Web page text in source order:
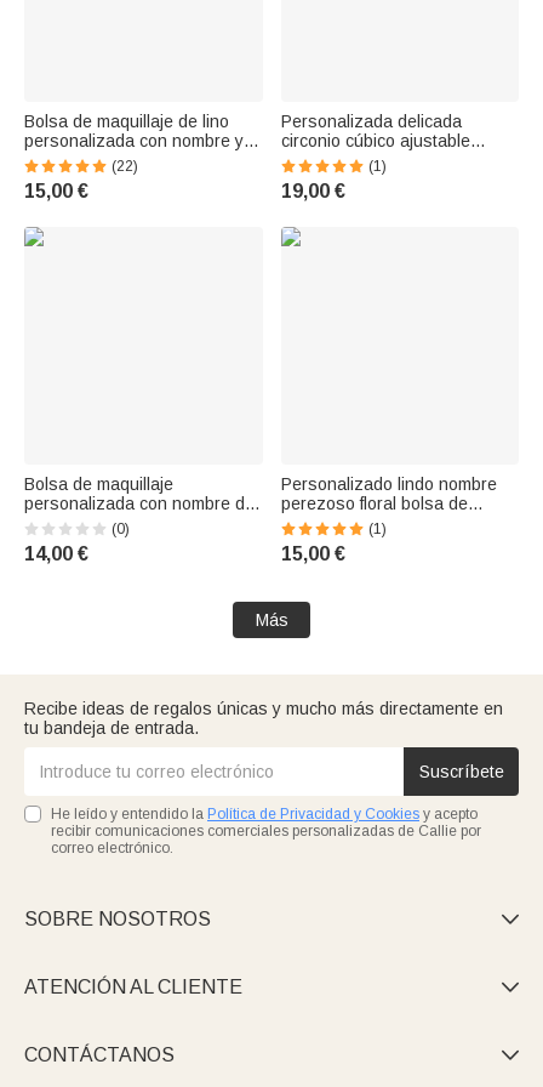
Bolsa de maquillaje de lino
personalizada con nombre y
pulsera para el Día de la
Madre Regalo de cumpleaños
para mujeres Niñas
(22)
15,00 €
Personalizada delicada
circonio cúbico ajustable
pulsera de tenis de cuero
botón de la bolsa de joyería
conjunto con el nombre de la
Favores para las damas de
(1)
19,00 €
Bolsa de maquillaje
personalizada con nombre de
pelota de fútbol tenis
discoteca con pulsera
Accesorios de viaje Regalo
(0)
14,00 €
Personalizado lindo nombre
perezoso floral bolsa de
maquillaje con pulsera de
regalo de cumpleaños para
las mujeres amantes de los
(1)
15,00 €
Más
Recibe ideas de regalos únicas y mucho más directamente en
tu bandeja de entrada.
Suscríbete
He leído y entendido la Política de Privacidad y Cookies y acepto
recibir comunicaciones comerciales personalizadas de Callie por
correo electrónico.
SOBRE NOSOTROS 
ATENCIÓN AL CLIENTE 
CONTÁCTANOS 